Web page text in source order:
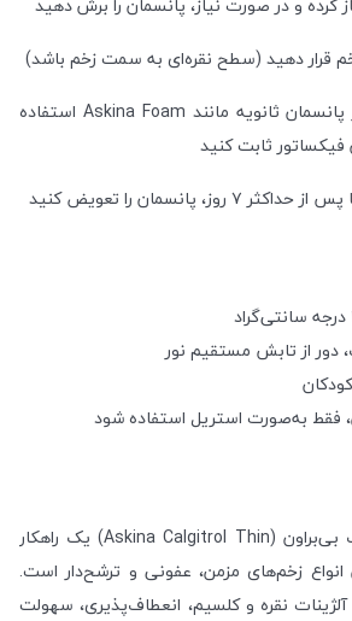
قرار دهید (سطح نقره‌ای به سمت زخم باشد)
در صورت نیاز، از پانسمان ثانویه مانند Askina Foam استفاده
فیکساتور ثابت کنید
پانسمان را تعویض کنید
از تابش مستقیم نور
فقط به‌صورت استریل استفاده شود
پانسمان کالگیترول نازک بی‌براون (Askina Calgitrol Thin) یک راهکار
انواع زخم‌های مزمن، عفونی و ترشح‌دار است.
نقره و کلسیم، انعطاف‌پذیری، سهولت